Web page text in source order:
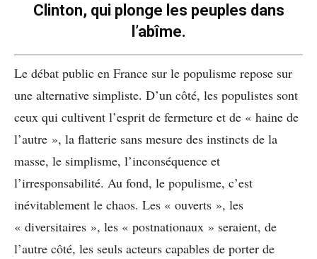
Clinton, qui plonge les peuples dans
l’abîme.
Le débat public en France sur le populisme repose sur
une alternative simpliste. D’un côté, les populistes sont
ceux qui cultivent l’esprit de fermeture et de « haine de
l’autre », la flatterie sans mesure des instincts de la
masse, le simplisme, l’inconséquence et
l’irresponsabilité. Au fond, le populisme, c’est
inévitablement le chaos. Les « ouverts », les
« diversitaires », les « postnationaux » seraient, de
l’autre côté, les seuls acteurs capables de porter de